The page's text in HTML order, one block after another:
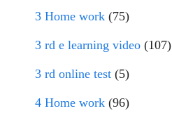
3 Home work (75)
3 rd e learning video (107)
3 rd online test (5)
4 Home work (96)